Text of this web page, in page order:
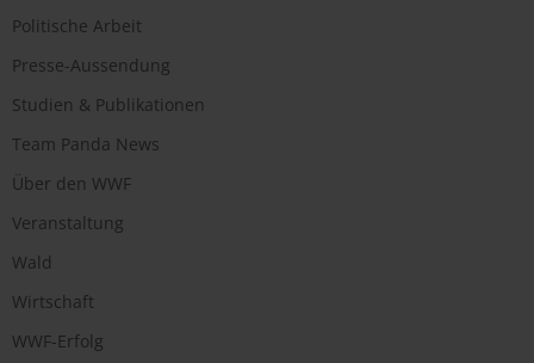
Politische Arbeit
Presse-Aussendung
Studien & Publikationen
Team Panda News
Über den WWF
Veranstaltung
Wald
Wirtschaft
WWF-Erfolg